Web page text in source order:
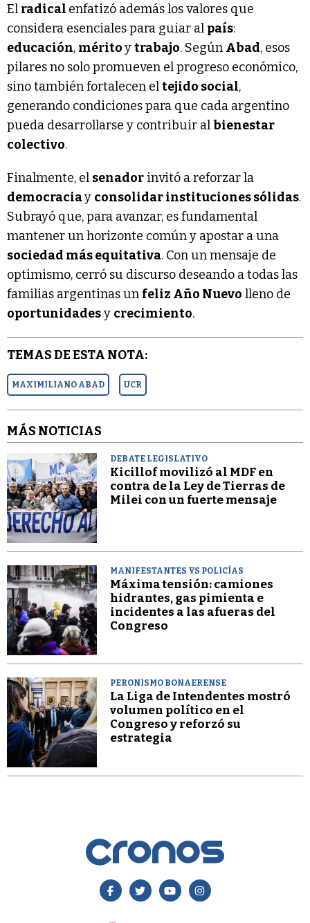
El radical enfatizó además los valores que
considera esenciales para guiar al país:
educación, méritoytrabajo. Según Abad, esos
pilares no solo promueven el progreso económico,
sino también fortalecen eltejido social,
generando condiciones para que cada argentino
pueda desarrollarse y contribuir albienestar
colectivo.
Finalmente, el senador invitó a reforzar la
democraciay consolidar instituciones sólidas.
Subrayó que, para avanzar, es fundamental
mantener un horizonte común y apostar a una
sociedad más equitativa. Con un mensaje de
optimismo, cerró su discurso deseando a todas las
familias argentinas un feliz Año Nuevo lleno de
oportunidadesy crecimiento.
TEMAS DE ESTA NOTA:
MAXIMILIANO ABAD UCR
MÁS NOTICIAS
DEBATE LEGISLATIVO
Kicillof movilizó al MDF en
contra de la Ley de Tierras de
Milei con un fuerte mensaje
MANIFESTANTES VS POLICÍAS
Máxima tensión: camiones
hidrantes, gas pimienta e
incidentes a las afueras del
Congreso
PERONISMO BONAERENSE
La Liga de Intendentes mostró
volumen político en el
Congreso y reforzó su
estrategia